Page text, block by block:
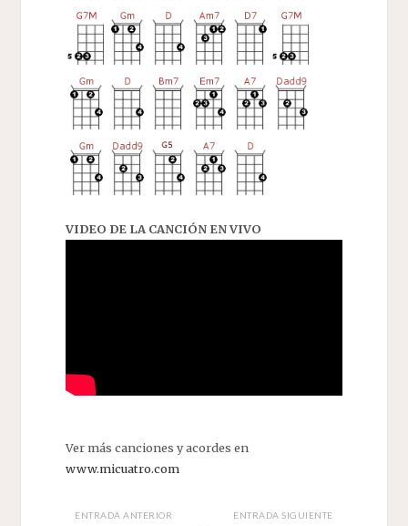
VIDEO DE LA CANCIÓN EN VIVO
Ver más canciones y acordes en
www.micuatro.com
ENTRADA ANTERIOR ENTRADA SIGUIENTE